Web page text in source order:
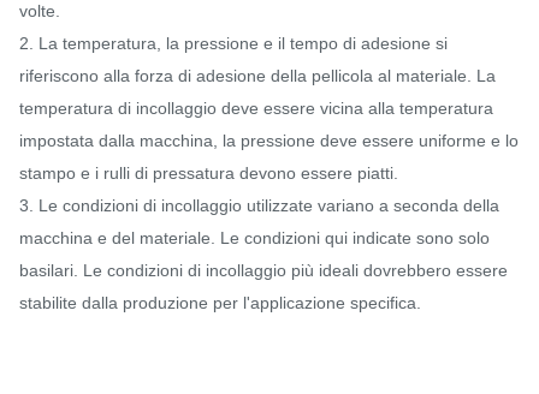
volte.
2. La temperatura, la pressione e il tempo di adesione si
riferiscono alla forza di adesione della pellicola al materiale. La
temperatura di incollaggio deve essere vicina alla temperatura
impostata dalla macchina, la pressione deve essere uniforme e lo
stampo e i rulli di pressatura devono essere piatti.
3. Le condizioni di incollaggio utilizzate variano a seconda della
macchina e del materiale. Le condizioni qui indicate sono solo
basilari. Le condizioni di incollaggio più ideali dovrebbero essere
stabilite dalla produzione per l'applicazione specifica.